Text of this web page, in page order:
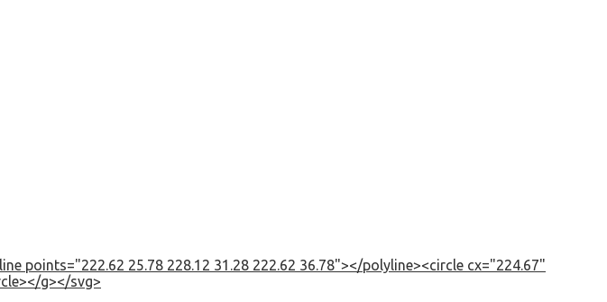
points="222.62 25.78 228.12 31.28 222.62 36.78"></polyline><circle cx="224.67"
g></svg>